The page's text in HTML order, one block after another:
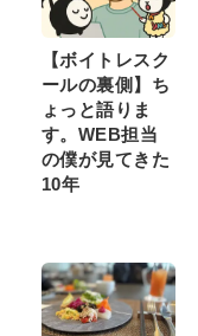
【ボイトレスク
ールの裏側】ち
ょっと語りま
す。WEB担当
の僕が見てきた
10年